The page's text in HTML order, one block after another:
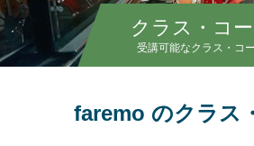
クラス・コ
受講可能なクラス・コ
faremo のクラス